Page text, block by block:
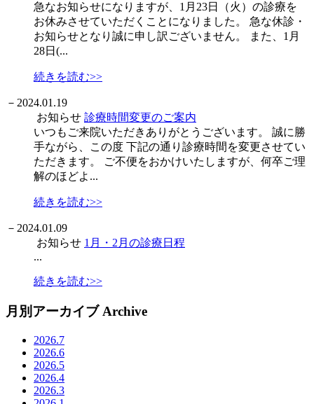
急なお知らせになりますが、1月23日（火）の診療を
お休みさせていただくことになりました。 急な休診・
お知らせとなり誠に申し訳ございません。 また、1月
28日(...
続きを読む>>
－ 2024.01.19
お知らせ 診療時間変更のご案内
いつもご来院いただきありがとうございます。 誠に勝
手ながら、この度 下記の通り診療時間を変更させてい
ただきます。 ご不便をおかけいたしますが、何卒ご理
解のほどよ...
続きを読む>>
－ 2024.01.09
お知らせ 1月・2月の診療日程
...
続きを読む>>
月別アーカイブArchive
2026.7
2026.6
2026.5
2026.4
2026.3